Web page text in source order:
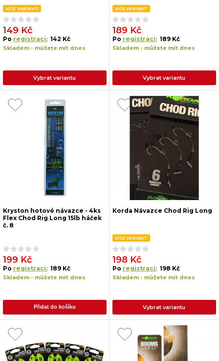
VÍCE VARIANT
149 Kč
Po registraci: 142 Kč
Skladem - můžete mít dnes
Vybrat variantu
VÍCE VARIANT
189 Kč
Po registraci: 189 Kč
Skladem - můžete mít dnes
Vybrat variantu
Kryston hotové návazce - 4ks
Flex Chod Rig Long 15lb háček
č. 8
199 Kč
Po registraci: 189 Kč
Skladem - můžete mít dnes
Přidat do košíku
Korda Návazce Chod Rig Long
VÍCE VARIANT
198 Kč
Po registraci: 198 Kč
Skladem - můžete mít dnes
Vybrat variantu